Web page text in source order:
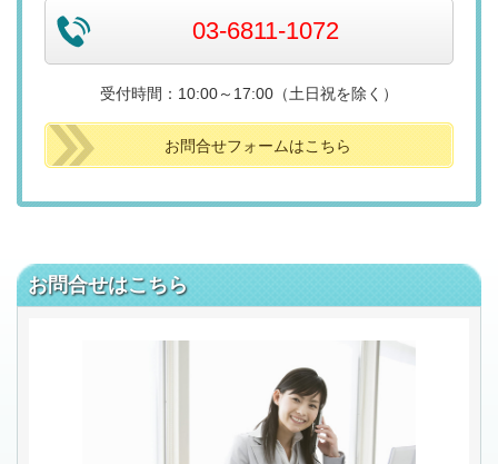
03-6811-1072
受付時間：10:00～17:00（土日祝を除く）
お問合せフォームはこちら
お問合せはこちら